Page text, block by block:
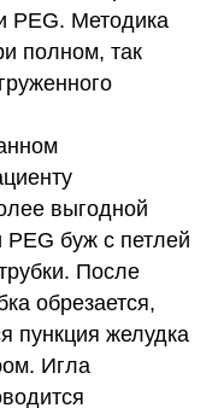
PEG. Методика
полном, так
выгодной
PEG буж с петлей
После
обрезается,
пункция желудка
Игла